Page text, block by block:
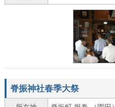
脊振神社春季大祭